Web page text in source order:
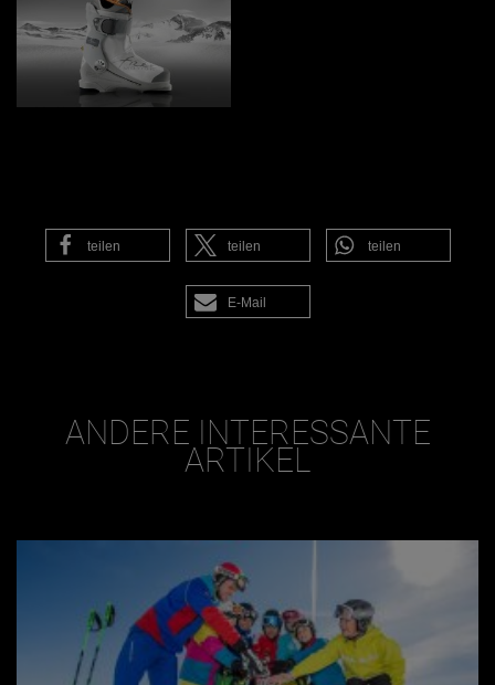
teilen teilen teilen
E-Mail
ANDERE INTERESSANTE
ARTIKEL